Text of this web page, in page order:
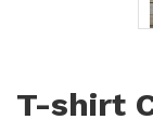
T-shirt